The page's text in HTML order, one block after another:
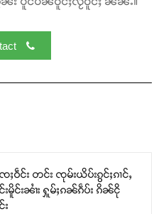
ဝဵင်း တင်း ၸုမ်းယိပ်းၵွင်ႈၵၢင်ႇ
မိူင်းၼၢႆး ႁူမ်ႈၵၼ်ၵဵပ်း ၵိၼ်ငို